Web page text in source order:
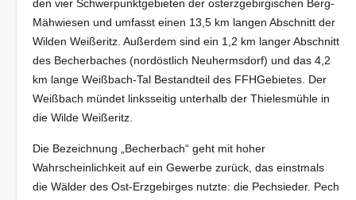
den vier Schwerpunktgebieten der osterzgebirgischen Berg-
Mähwiesen und umfasst einen 13,5 km langen Abschnitt der
Wilden Weißeritz. Außerdem sind ein 1,2 km langer Abschnitt
des Becherbaches (nordöstlich Neuhermsdorf) und das 4,2
km lange Weißbach-Tal Bestandteil des FFHGebietes. Der
Weißbach mündet linksseitig unterhalb der Thielesmühle in
die Wilde Weißeritz.
Die Bezeichnung „Becherbach“ geht mit hoher
Wahrscheinlichkeit auf ein Gewerbe zurück, das einstmals
die Wälder des Ost-Erzgebirges nutzte: die Pechsieder. Pech